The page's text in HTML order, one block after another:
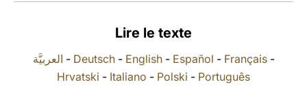
Lire le texte
العربيَّة - Deutsch- English- Español - Français-
Hrvatski - Italiano - Polski - Português